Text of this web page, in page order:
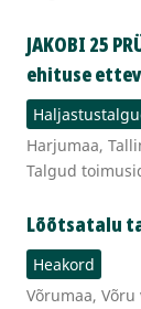
JAKOBI 25
ehituse
Harjumaa,
Talgud
Lõõtsatalu
Heakord
Võrumaa,